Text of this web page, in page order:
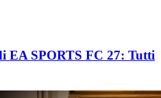
EA SPORTS FC 27: Tutti